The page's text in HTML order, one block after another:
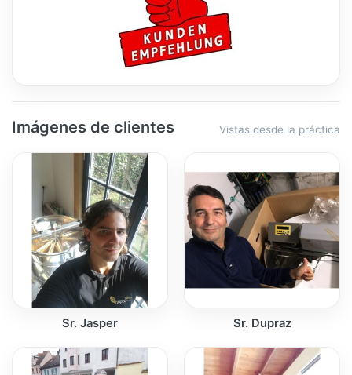
Imágenes de clientes Vistas desde la práctica
Sr. Jasper Sr. Dupraz